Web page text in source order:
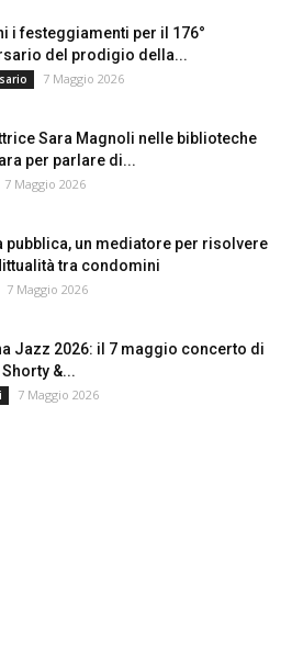
i festeggiamenti per il 176°
del prodigio della...
7 Maggio 2026
Sara Magnoli nelle biblioteche
per parlare di...
7 Maggio 2026
pubblica, un mediatore per risolvere
tra condomini
7 Maggio 2026
Jazz 2026: il 7 maggio concerto di
&...
7 Maggio 2026